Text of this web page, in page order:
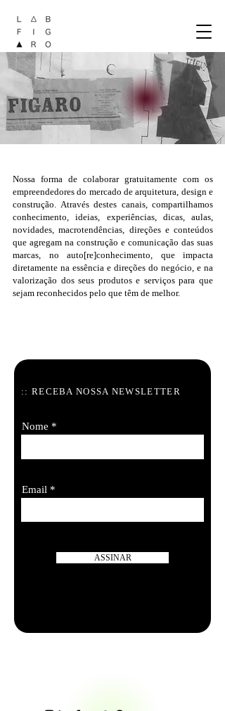
Nossa forma de colaborar gratuitamente com os
empreendedores do mercado de arquitetura, design e
construção. Através destes canais, compartilhamos
conhecimento, ideias, experiências, dicas, aulas,
novidades, macrotendências, direções e conteúdos
que agregam na construção e comunicação das suas
marcas, no auto[re]conhecimento, que impacta
diretamente na essência e direções do negócio, e na
valorização dos seus produtos e serviços para que
sejam reconhecidos pelo que têm de melhor.
:: RECEBA NOSSA NEWSLETTER
Nome
Email
ASSINAR